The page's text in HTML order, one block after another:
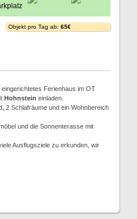
Objekt pro Tag ab: 65€
Ferienhaus im OT
Hohnstein einladen.
2 Schlafräume und ein Wohnbereich
und die Sonnenterasse mit
Ausflugsziele zu erkunden, wir